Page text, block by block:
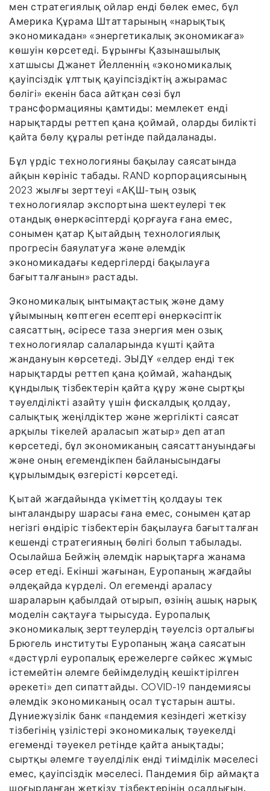
мен стратегиялық ойлар енді бөлек емес, бұл
Америка Құрама Штаттарының «нарықтық
экономикадан» «энергетикалық экономикаға»
көшуін көрсетеді. Бұрынғы Қазынашылық
хатшысы Джанет Йелленнің «экономикалық
қауіпсіздік ұлттық қауіпсіздіктің ажырамас
бөлігі» екенін баса айтқан сөзі бұл
трансформацияны қамтиды: мемлекет енді
нарықтарды реттеп қана қоймай, оларды билікті
қайта бөлу құралы ретінде пайдаланады.
Бұл үрдіс технологияны бақылау саясатында
айқын көрініс табады. RAND корпорациясының
2023 жылғы зерттеуі «АҚШ-тың озық
технологиялар экспортына шектеулері тек
отандық өнеркәсіптерді қорғауға ғана емес,
сонымен қатар Қытайдың технологиялық
прогресін баяулатуға және әлемдік
экономикадағы кедергілерді бақылауға
бағытталғанын» растады.
Экономикалық ынтымақтастық және даму
ұйымының көптеген есептері өнеркәсіптік
саясаттың, әсіресе таза энергия мен озық
технологиялар салаларында күшті қайта
жандануын көрсетеді. ЭЫДҰ «елдер енді тек
нарықтарды реттеп қана қоймай, жаһандық
құндылық тізбектерін қайта құру және сыртқы
тәуелділікті азайту үшін фискалдық қолдау,
салықтық жеңілдіктер және жергілікті саясат
арқылы тікелей араласып жатыр» деп атап
көрсетеді, бұл экономиканың саясаттануындағы
және оның егемендікпен байланысындағы
құрылымдық өзгерісті көрсетеді.
Қытай жағдайында үкіметтің қолдауы тек
ынталандыру шарасы ғана емес, сонымен қатар
негізгі өндіріс тізбектерін бақылауға бағытталған
кешенді стратегияның бөлігі болып табылады.
Осылайша Бейжің әлемдік нарықтарға жанама
әсер етеді. Екінші жағынан, Еуропаның жағдайы
әлдеқайда күрделі. Ол егеменді араласу
шараларын қабылдай отырып, өзінің ашық нарық
моделін сақтауға тырысуда. Еуропалық
экономикалық зерттеулердің тәуелсіз орталығы
Брюгель институты Еуропаның жаңа саясатын
«дәстүрлі еуропалық ережелерге сәйкес жұмыс
істемейтін әлемге бейімделудің кешіктірілген
әрекеті» деп сипаттайды. COVID-19 пандемиясы
әлемдік экономиканың осал тұстарын ашты.
Дүниежүзілік банк «пандемия кезіндегі жеткізу
тізбегінің үзілістері экономикалық тәуекелді
егеменді тәуекел ретінде қайта анықтады;
сыртқы әлемге тәуелділік енді тиімділік мәселесі
емес, қауіпсіздік мәселесі. Пандемия бір аймақта
шоғырланған жеткізу тізбектерінің осалдығын,